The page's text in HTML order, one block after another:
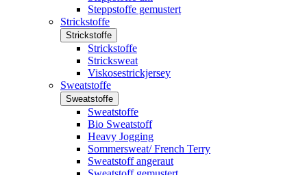
Steppstoffe gemustert
Strickstoffe
Strickstoffe
Strickstoffe
Stricksweat
Viskosestrickjersey
Sweatstoffe
Sweatstoffe
Sweatstoffe
Bio Sweatstoff
Heavy Jogging
Sommersweat/ French Terry
Sweatstoff angeraut